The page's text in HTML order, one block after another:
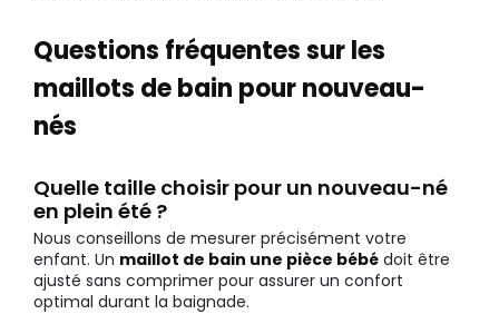
Questions fréquentes sur les
maillots de bain pour nouveau-
nés
Quelle taille choisir pour un nouveau-né
en plein été ?
Nous conseillons de mesurer précisément votre
enfant. Un maillot de bain une pièce bébé doit être
ajusté sans comprimer pour assurer un confort
optimal durant la baignade.